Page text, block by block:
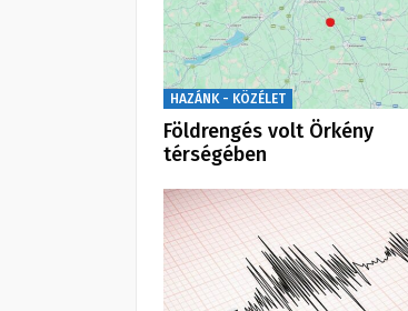
HAZÁNK - KÖZÉLET
Földrengés volt Örkény
térségében